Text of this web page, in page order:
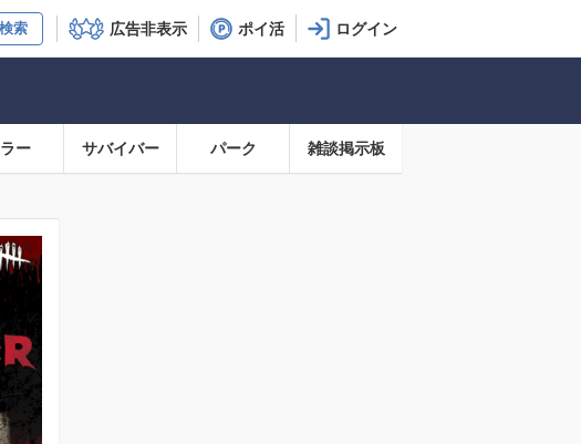
広告非表示 ポイ活
ー サバイバー パーク 雑談掲示板